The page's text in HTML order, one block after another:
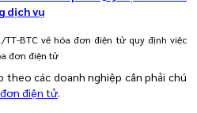
dịch vụ
BTC về hóa đơn điện tử quy định việc
đơn điện tử
các doanh nghiệp cần phải chú
điện tử.